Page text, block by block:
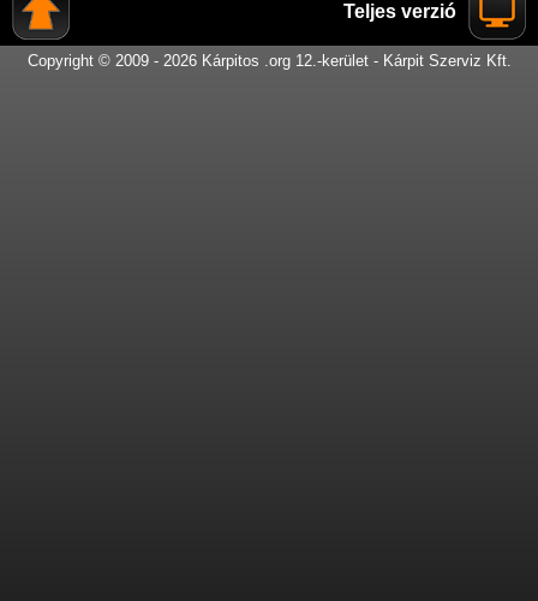
Teljes verzió
Copyright © 2009 - 2026 Kárpitos .org 12.-kerület - Kárpit Szerviz Kft.